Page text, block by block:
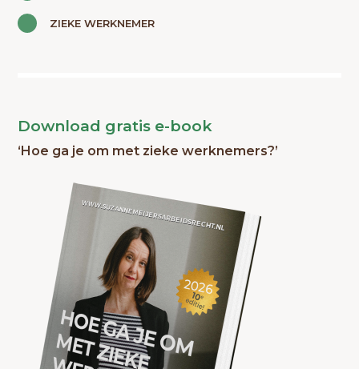
ZIEKE WERKNEMER
Download gratis e-book
‘Hoe ga je om met zieke werknemers?’